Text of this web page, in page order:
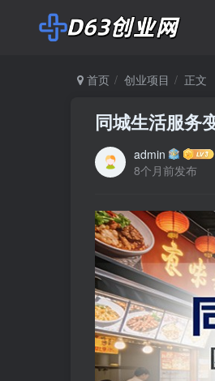
首页 创业项目 正文
同城生活服务
admin
8个月前发布